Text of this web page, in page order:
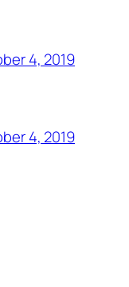
4, 2019
4, 2019